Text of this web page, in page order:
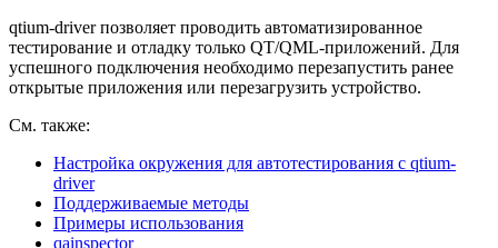
qtium-driver позволяет проводить автоматизированное
тестирование и отладку только QT/QML-приложений. Для
успешного подключения необходимо перезапустить ранее
открытые приложения или перезагрузить устройство.
См. также:
Настройка окружения для автотестирования с qtium-
driver
Поддерживаемые методы
Примеры использования
qainspector